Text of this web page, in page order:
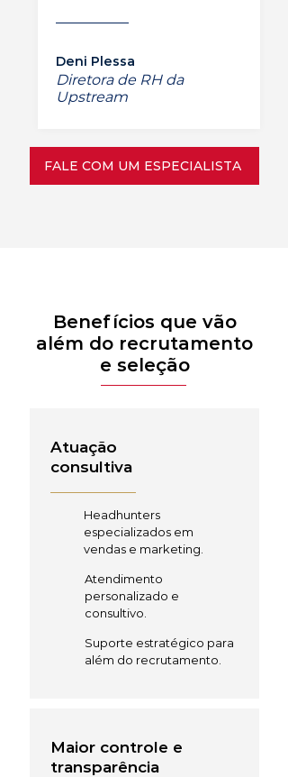
Deni Plessa
Diretora de RH da
Upstream
FALE COM UM ESPECIALISTA
Benefícios que vão
além do recrutamento
e seleção
Atuação
consultiva
Headhunters
especializados em
vendas e marketing.
Atendimento
personalizado e
consultivo.
Suporte estratégico para
além do recrutamento.
Maior controle e
transparência